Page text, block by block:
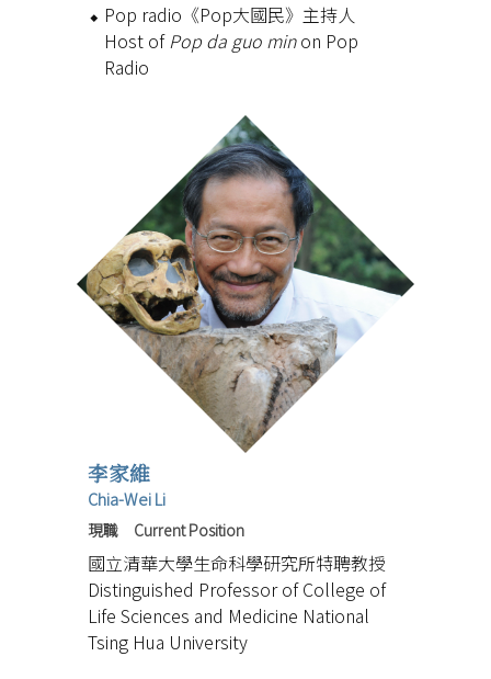
Pop radio《Pop大國民》主持人
Host ofPop da guo minon Pop
Radio
李家維
Chia-Wei Li
現職 Current Position
國立清華大學生命科學研究所特聘教授
Distinguished Professor of College of
Life Sciences and Medicine National
Tsing Hua University